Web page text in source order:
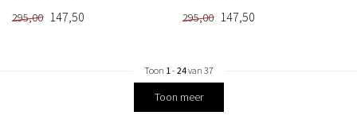
295,00 147,50 295,00 147,50
Toon 1 - 24van 37
Toon meer